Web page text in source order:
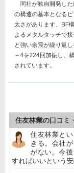
同社が独自開発した
の構造の基本となる
太さがあります。BF
よるメタルタッチで
と強い余震が繰り返
～4を224回加振し、
されています。
住友林業の口コミ
住友林業と
きる。会社
がない。今
すればいいという